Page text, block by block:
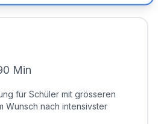
Min
für Schüler mit grösseren
Wunsch nach intensivster